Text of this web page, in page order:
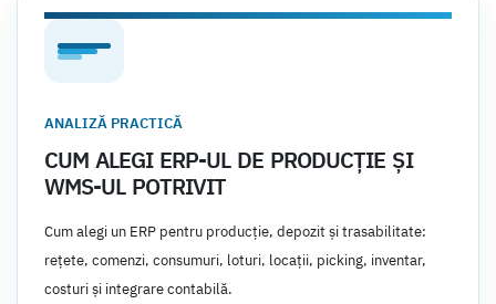
ANALIZĂ PRACTICĂ
CUM ALEGI ERP-UL DE PRODUCȚIE ȘI
WMS-UL POTRIVIT
Cum alegi un ERP pentru producție, depozit și trasabilitate:
rețete, comenzi, consumuri, loturi, locații, picking, inventar,
costuri și integrare contabilă.